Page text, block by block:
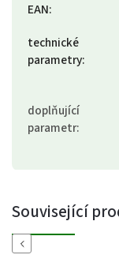
EAN:
technické
parametry:
doplňující
parametr:
Související
Previous